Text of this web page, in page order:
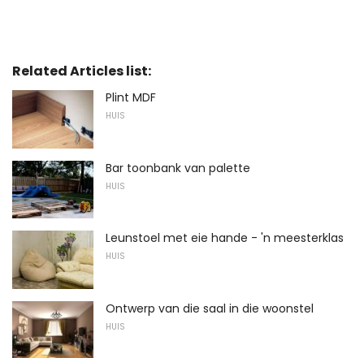
Related Articles list:
Plint MDF
HUIS
Bar toonbank van palette
HUIS
Leunstoel met eie hande - 'n meesterklas
HUIS
Ontwerp van die saal in die woonstel
HUIS